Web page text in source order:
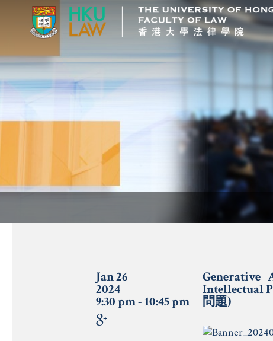
Jan 26
2024
9:30 pm - 10:45 pm
Generative
Intellectual
問題)